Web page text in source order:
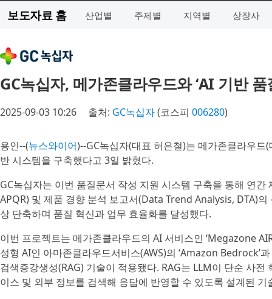
보도자료 홈 산업별 주제별 지역별 상장사
GC녹십자, 메가존클라우드와 ‘AI 기반
2025-09-03 10:26 출처: GC녹십자(코스피 006280)
용인--(뉴스와이어)--GC녹십자(대표 허은철)는 메가존클라우
반 시스템을 구축했다고 3일 밝혔다.
GC녹십자는 이번 품질문서 작성 지원 시스템 구축을 통해 연
APQR) 및 제품 경향 분석 보고서(Data Trend Analysis, DTA)
상 단축하며 품질 혁신과 업무 효율화를 달성했다.
이번 프로젝트는 메가존클라우드의 AI 서비스인 ‘Megazone
성형 AI인 아마존클라우드서비스(AWS)의 ‘Amazon Bedrock’
검색증강생성(RAG) 기술이 적용됐다. RAG는 LLM이 단순 사
이스 및 외부 정보를 검색해 응답에 반영할 수 있도록 설계된 기